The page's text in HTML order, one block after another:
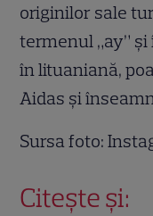
originilor sale
termenul „ay”
în lituaniană,
Aidas și
Sursa foto:
Citește și: